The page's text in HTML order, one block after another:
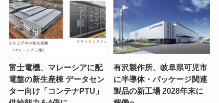
富士電機、マレーシアに配
電盤の新生産棟 データセン
ター向け「コンテナPTU」
有沢製作所、岐阜県可児市
に半導体・パッケージ関連
製品の新工場 2028年末に